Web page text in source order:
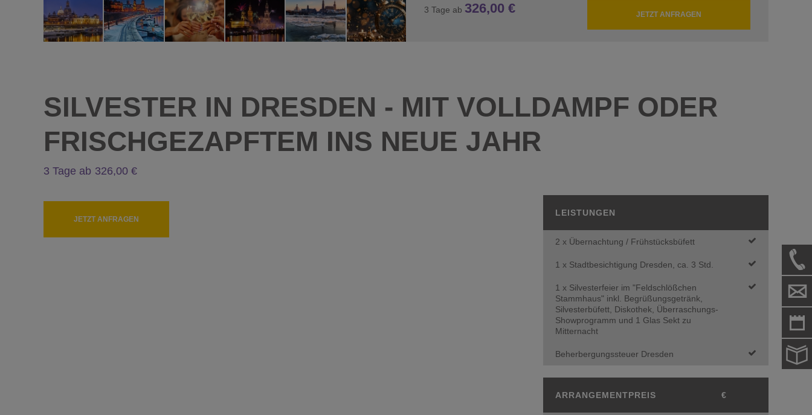
3 Tage ab 326,00 € JETZT ANFRAGEN
SILVESTER IN DRESDEN - MIT VOLLDAMPF ODER
FRISCHGEZAPFTEM INS NEUE JAHR
3 Tage ab 326
JETZT ANFRAGEN
LEISTUNGEN
2 x Übernachtung / Frühstücksbüfett
1 x Stadtbesichtigung Dresden, ca. 3 Std.
1 x Silvesterfeier im "Feldschlößchen
Stammhaus" inkl. Begrüßungsgetränk,
Silvesterbüfett, Diskothek, Überraschungs-
Showprogramm und 1 Glas Sekt zu
Mitternacht
Beherbergungssteuer Dresden
ARRANGEMENTPREIS €